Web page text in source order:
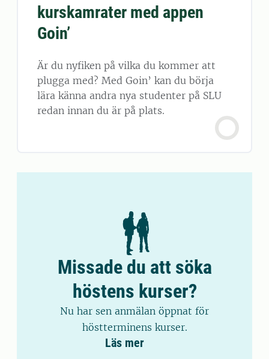
kurskamrater med appen
Goin’
Är du nyfiken på vilka du kommer att
plugga med? Med Goin’ kan du börja
lära känna andra nya studenter på SLU
redan innan du är på plats.
Missade du att söka
höstens kurser?
Nu har sen anmälan öppnat för
höstterminens kurser.
Läs mer